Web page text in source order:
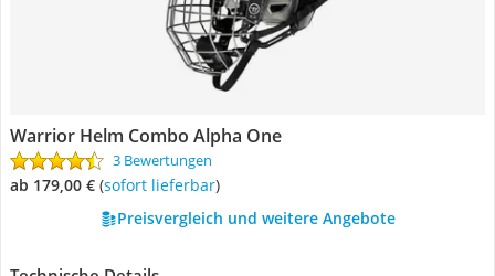
Warrior Helm Combo Alpha One
3 Bewertungen
ab 179,00 € ( Sofort lieferbar)
Preisvergleich und weitere Angebote